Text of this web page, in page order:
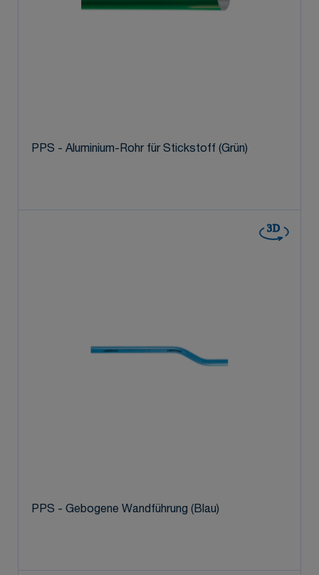
PPS - Aluminium-Rohr für Stickstoff (Grün)
PPS - Gebogene Wandführung (Blau)
3D